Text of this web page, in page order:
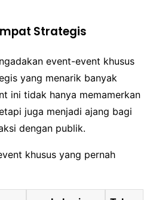
Strategis
event-event khusus
yang menarik banyak
ini tidak hanya memamerkan
juga menjadi ajang bagi
dengan publik.
khusus yang pernah